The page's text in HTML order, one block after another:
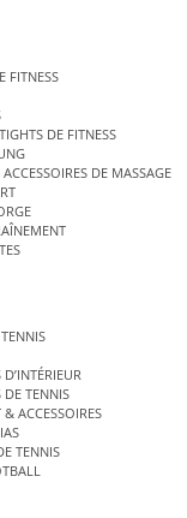
FITNESS
DE FITNESS
DE MASSAGE
DE TENNIS
ACCESSOIRES
TENNIS